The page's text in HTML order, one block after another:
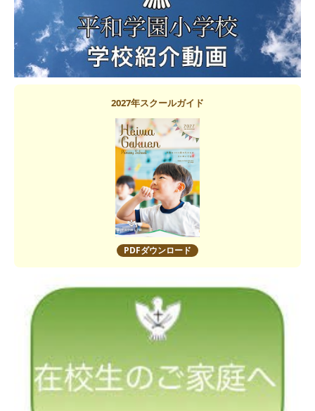
2027年スクールガイド
PDFダウンロード